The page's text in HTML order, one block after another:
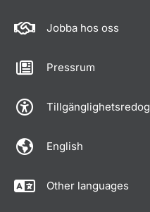
Jobba hos oss
Pressrum
English
Other languages